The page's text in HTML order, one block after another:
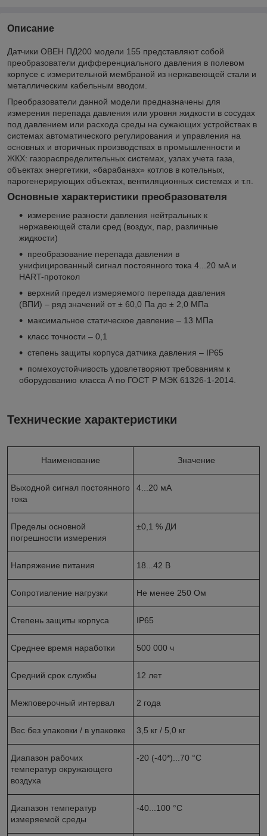
Описание
Датчики ОВЕН ПД200 модели 155 представляют собой
преобразователи дифференциального давления в полевом
корпусе с измерительной мембраной из нержавеющей стали и
металлическим кабельным вводом.
Преобразователи данной модели предназначены для
измерения перепада давления или уровня жидкости в сосудах
под давлением или расхода среды на сужающих устройствах в
системах автоматического регулирования и управления на
основных и вторичных производствах в промышленности и
ЖКХ: газораспределительных системах, узлах учета газа,
объектах энергетики, «барабанах» котлов в котельных,
парогенерирующих объектах, вентиляционных системах и т.п.
Основные характеристики преобразователя
измерение разности давления нейтральных к
нержавеющей стали сред (воздух, пар, различные
жидкости)
преобразование перепада давления в
унифицированный сигнал постоянного тока 4...20 мА и
HART-протокол
верхний предел измеряемого перепада давления
(ВПИ) – ряд значений от ± 60,0 Па до ± 2,0 МПа
максимальное статическое давление – 13 МПа
класс точности – 0,1
степень защиты корпуса датчика давления – IP65
помехоустойчивость удовлетворяют требованиям к
оборудованию класса А по ГОСТ Р МЭК 61326-1-2014.
Технические характеристики
Наименование Значение
Выходной сигнал постоянного
тока
4...20 мА
Пределы основной
погрешности измерения
±0,1 % ДИ
Напряжение питания 18...42 В
Сопротивление нагрузки Не менее 250 Ом
Степень защиты корпуса IP65
Среднее время наработки 500 000 ч
Средний срок службы 12 лет
Межповерочный интервал 2 года
Вес без упаковки / в упаковке 3,5 кг / 5,0 кг
Диапазон рабочих
температур окружающего
воздуха
-20 (-40*)...70 °С
Диапазон температур
измеряемой среды
-40...100 °С